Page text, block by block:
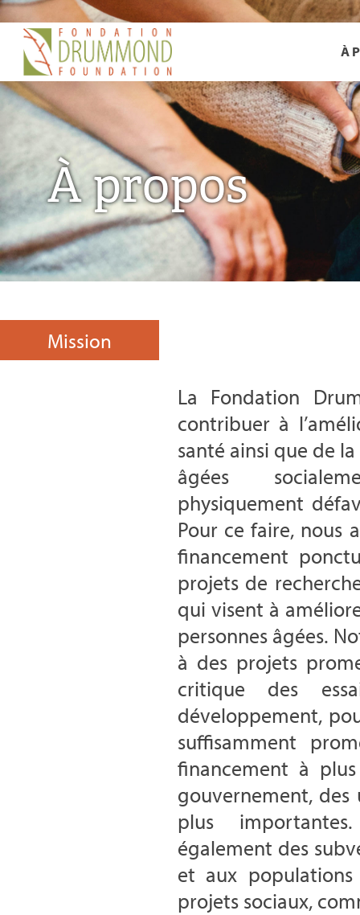
À
À propos
Mission
La Fondation
contribuer à
santé ainsi que de
âgées
physiquement
Pour ce faire, nous
financement
projets de
qui visent à
personnes âgées.
à des projets
critique des
développement,
suffisamment
financement à
gouvernement,
plus
également des
et aux
projets sociaux,